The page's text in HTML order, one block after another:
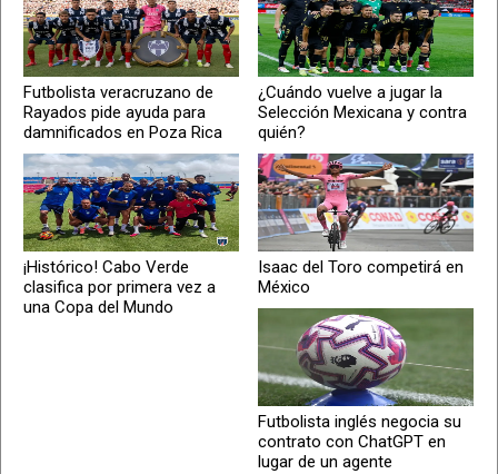
Futbolista veracruzano de
Rayados pide ayuda para
damnificados en Poza Rica
¿Cuándo vuelve a jugar la
Selección Mexicana y contra
quién?
¡Histórico! Cabo Verde
clasifica por primera vez a
una Copa del Mundo
Isaac del Toro competirá en
México
Futbolista inglés negocia su
contrato con ChatGPT en
lugar de un agente